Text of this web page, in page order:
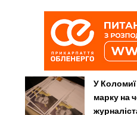
У
марку на